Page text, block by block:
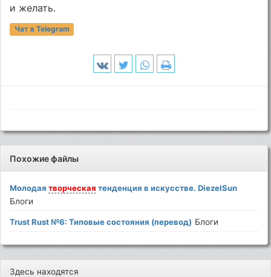
и желать.
Чат в Telegram
Похожие файлы
Молодаятворческая тенденция в искусстве. DiezelSun
Блоги
Trust Rust №6: Типовые состояния (перевод) Блоги
Здесь находятся